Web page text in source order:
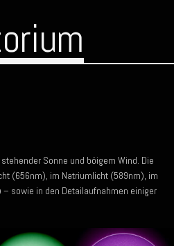
Sonne und böigem Wind. Die
(656nm), im Natriumlicht (589nm), im
sowie in den Detailaufnahmen einiger